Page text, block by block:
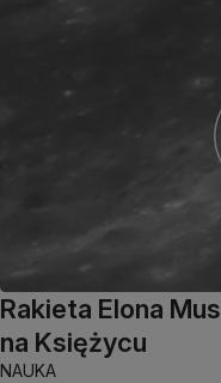
Rakieta Elona
na Księżycu
NAUKA